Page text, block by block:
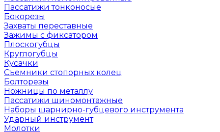
Пассатижи тонконосые
Бокорезы
Захваты переставные
Зажимы с фиксатором
Плоскогубцы
Круглогубцы
Кусачки
Съемники стопорных колец
Болторезы
Ножницы по металлу
Пассатижи шиномонтажные
Наборы шарнирно-губцевого инструмента
Ударный инструмент
Молотки